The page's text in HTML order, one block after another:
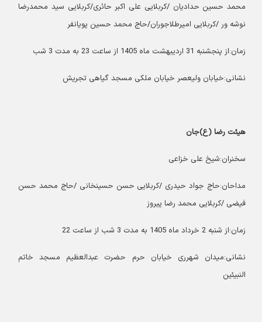
محمد حسین حدادیان /کربلایی علی اکبر حائری/کربلایی سید محمدرضا
نوشه ور /کربلایی امیرطلاجوران/حاج محمد حسین پویانفر
زمان:از پنجشنبه 31 اردیبهشت ماه 1405 از ساعت 23 به مدت 3 شب
نشانی:خیابان ولیعصر خیابان ملکی مسجد گیاهی تجریش
هیئت رضا (ع)جان
سخنران:شیخ علی خزاعی
مداحان:حاج جواد حیدری /کربلایی حسن حسینخانی /حاج محمد حسن
فیضی /کربلایی محمد رضا پیروز
زمان:از شنبه 2 خرداد ماه 1405 به مدت 3 شب از ساعت 22
نشانی:میدان شهرری خیابان حرم حضرت عبدالعظیم مسجد خاتم
النبیئین